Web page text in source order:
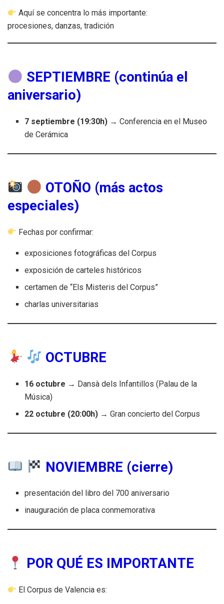
Aquí se concentra lo más importante:
procesiones, danzas, tradición
SEPTIEMBRE (continúa el
aniversario)
7 septiembre (19:30h) → Conferencia en el Museo
de Cerámica
OTOÑO (más actos
especiales)
Fechas por confirmar:
exposiciones fotográficas del Corpus
exposición de carteles históricos
certamen de “Els Misteris del Corpus”
charlas universitarias
OCTUBRE
16 octubre → Dansà dels Infantillos (Palau de la
Música)
22 octubre (20:00h) → Gran concierto del Corpus
NOVIEMBRE (cierre)
presentación del libro del 700 aniversario
inauguración de placa conmemorativa
POR QUÉ ES IMPORTANTE
El Corpus de Valencia es: